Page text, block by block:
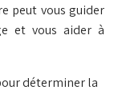
peut vous guider
et vous aider à
déterminer la